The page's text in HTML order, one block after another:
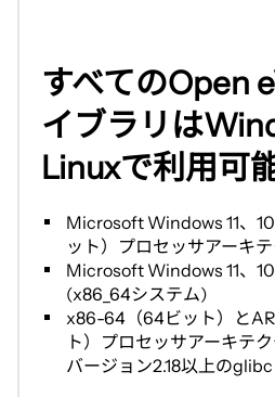
すべてのOpen
イブラリは
Linuxで利用可
Microsoft Windows 11、 10
ット）プロセッサアーキ
Microsoft Windows 11、
(x86_64システム)
x86-64（64ビット）と
ト）プロセッサアーキテ
バージョン2.18以上のglibc